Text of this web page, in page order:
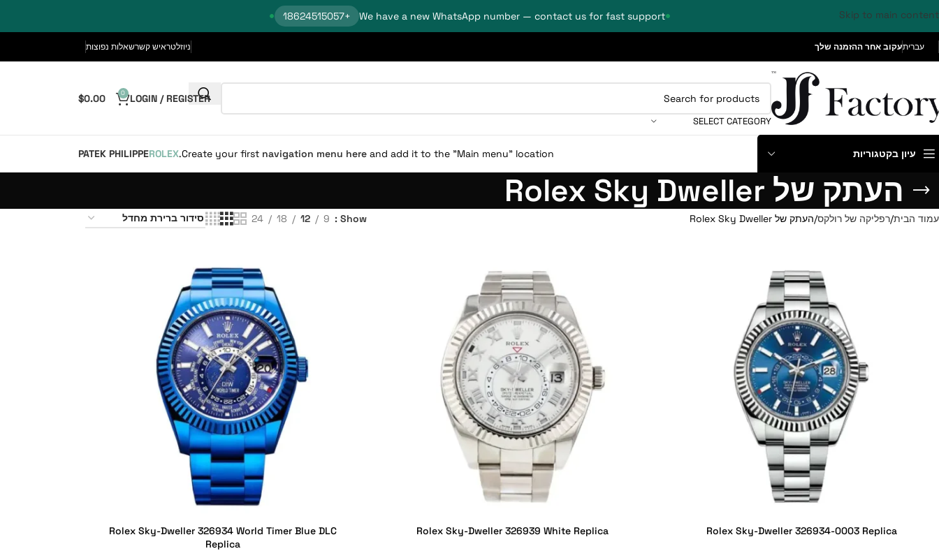
We have a new WhatsApp number — contact us for fast support
+18624515057 Skip to main content
עבריתעקוב אחר ההזמנה שלך ניוזלטראיש קשרשאלות נפוצות
SELECT CATEGORY
LOGIN / REGISTER
0
$0.00
עיון בקטגוריות Create your first navigation menu here and add it to the "Main menu" location.
ROLEX
PATEK PHILIPPE
העתק של Rolex Sky Dweller
עמוד הבית רפליקה של רולקס העתק של Rolex Sky Dweller Show
9
12
18
24
Rolex Sky-Dweller 326934-0003 Replica
Rolex Sky-Dweller 326939 White Replica
Rolex Sky-Dweller 326934 World Timer Blue DLC
Replica